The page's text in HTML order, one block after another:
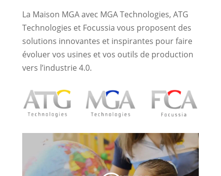
La Maison MGA avec MGA Technologies, ATG
Technologies et Focussia vous proposent des
solutions innovantes et inspirantes pour faire
évoluer vos usines et vos outils de production
vers l’industrie 4.0.